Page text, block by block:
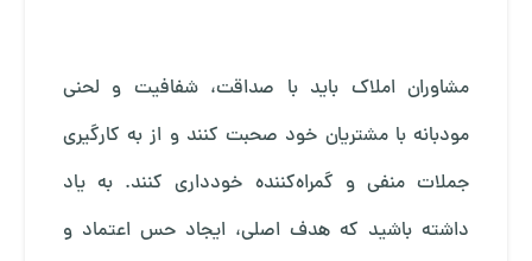
مشاوران املاک باید با صداقت، شفافیت و لحنی
مودبانه با مشتریان خود صحبت کنند و از به کارگیری
جملات منفی و گمراه‌کننده خودداری کنند. به یاد
داشته باشید که هدف اصلی، ایجاد حس اعتماد و